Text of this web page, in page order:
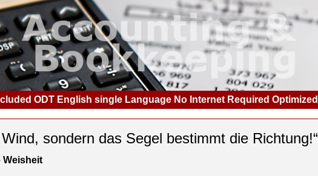
ODT English single Language No Internet Required Optimized
sondern das Segel bestimmt die Richtung!“
Weisheit